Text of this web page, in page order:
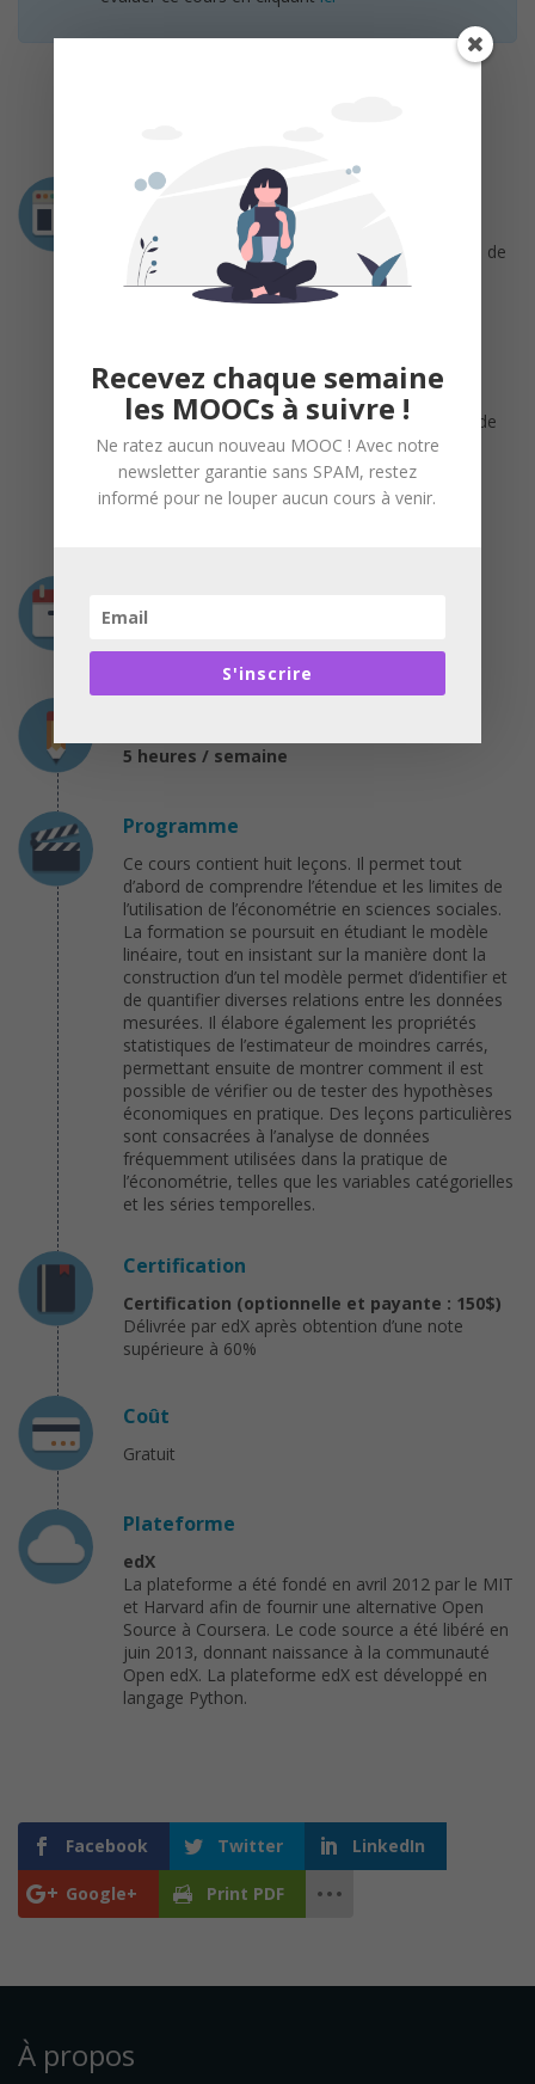
Intervenant
Sophie Béreau
Professeure de finance – Université catholique de
Louvain
Mikael Petitjean
Professeur de finance – Université catholique de
Louvain
Sébastien Van Bellegem
Professeur de statistique et d’économétrie –
8 semaines
Du 06 février au 27 mars 2017
5 heures / semaine
Programme
Ce cours contient huit leçons. Il permet tout
d’abord de comprendre l’étendue et les limites de
l’utilisation de l’économétrie en sciences sociales.
La formation se poursuit en étudiant le modèle
linéaire, tout en insistant sur la manière dont la
construction d’un tel modèle permet d’identifier et
de quantifier diverses relations entre les données
mesurées. Il élabore également les propriétés
statistiques de l’estimateur de moindres carrés,
permettant ensuite de montrer comment il est
possible de vérifier ou de tester des hypothèses
économiques en pratique. Des leçons particulières
sont consacrées à l’analyse de données
fréquemment utilisées dans la pratique de
l’économétrie, telles que les variables catégorielles
et les séries temporelles.
Certification
Certification (optionnelle et payante : 150$)
Délivrée par edX après obtention d’une note
supérieure à 60%
Coût
Gratuit
Plateforme
edX
La plateforme a été fondé en avril 2012 par le MIT
et Harvard afin de fournir une alternative Open
Source à Coursera. Le code source a été libéré en
juin 2013, donnant naissance à la communauté
Open edX. La plateforme edX est développé en
langage Python.
Facebook Twitter LinkedIn
Google+ Print PDF
À propos
Recevez chaque semaine
les MOOCs à suivre !
Ne ratez aucun nouveau MOOC ! Avec notre
newsletter garantie sans SPAM, restez
informé pour ne louper aucun cours à venir.
S'inscrire